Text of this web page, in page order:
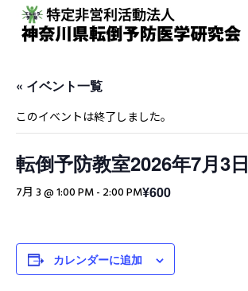
転倒予防教室
その他の活動
2023年間活動報告
« イベント一覧
このイベントは終了しました。
転倒予防教室2026年7月3日
7月 3 @ 1:00 PM - 2:00 PM¥600
カレンダーに追加